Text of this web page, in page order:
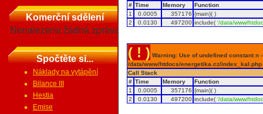
Komerční sdělení
Nenalezena žádná zpráva
Spočtěte si...
Náklady na vytápění
Bilance III
Hestia
Emise
# Time Memory
Function
1
0.0005 357176 {main}( )
2
0.0130 497200 include('/data/www/
( ! ) Warning: Use of undefined constant
/data/www/htdocs/energetika.cz/
Call Stack
# Time Memory
Function
1
0.0005 357176 {main}( )
2
0.0130 497200 include('/data/www/